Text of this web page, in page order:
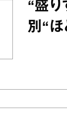
“盛り
別“ほ